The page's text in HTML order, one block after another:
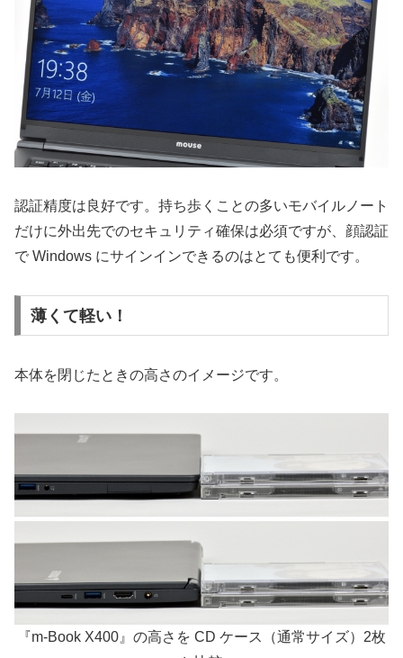
認証精度は良好です。持ち歩くことの多いモバイルノート
だけに外出先でのセキュリティ確保は必須ですが、顔認証
で Windows にサインインできるのはとても便利です。
薄くて軽い！
本体を閉じたときの高さのイメージです。
『m-Book X400』の高さを CD ケース（通常サイズ）2枚